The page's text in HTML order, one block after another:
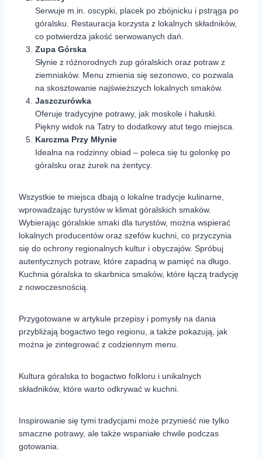
Serwuje m.in. oscypki, placek po zbójnicku i pstrąga po
góralsku. Restauracja korzysta z lokalnych składników,
co potwierdza jakość serwowanych dań.
Zupa Górska
Słynie z różnorodnych zup góralskich oraz potraw z
ziemniaków. Menu zmienia się sezonowo, co pozwala
na skosztowanie najświeższych lokalnych smaków.
Jaszczurówka
Oferuje tradycyjne potrawy, jak moskole i hałuski.
Piękny widok na Tatry to dodatkowy atut tego miejsca.
Karczma Przy Młynie
Idealna na rodzinny obiad – poleca się tu golonkę po
góralsku oraz żurek na żentycy.
Wszystkie te miejsca dbają o lokalne tradycje kulinarne,
wprowadzając turystów w klimat góralskich smaków.
Wybierając góralskie smaki dla turystów, można wspierać
lokalnych producentów oraz szefów kuchni, co przyczynia
się do ochrony regionalnych kultur i obyczajów. Spróbuj
autentycznych potraw, które zapadną w pamięć na długo.
Kuchnia góralska to skarbnica smaków, które łączą tradycję
z nowoczesnością.
Przygotowane w artykule przepisy i pomysły na dania
przybliżają bogactwo tego regionu, a także pokazują, jak
można je zintegrować z codziennym menu.
Kultura góralska to bogactwo folkloru i unikalnych
składników, które warto odkrywać w kuchni.
Inspirowanie się tymi tradycjami może przynieść nie tylko
smaczne potrawy, ale także wspaniałe chwile podczas
gotowania.